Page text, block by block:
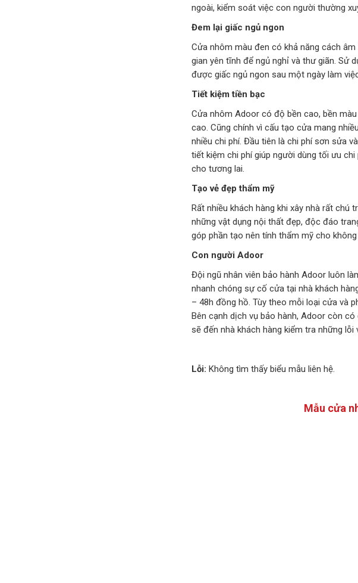
ngoài, kiểm soát việc con người thường
Đem lại giấc ngủ ngon
Cửa nhôm màu đen có khả năng cách
gian yên tĩnh để ngủ nghỉ và thư giãn. Sử
được giấc ngủ ngon sau một ngày làm
Tiết kiệm tiền bạc
Cửa nhôm Adoor có độ bền cao, bền
cao. Cũng chính vì cấu tạo cửa mang
nhiều chi phí. Đầu tiên là chi phí sơn sửa
tiết kiệm chi phí giúp người dùng tối ưu
cho tương lai.
Tạo vẻ đẹp thẩm mỹ
Rất nhiều khách hàng khi xây nhà rất
những vật dụng nội thất đẹp, độc đáo
góp phần tạo nên tính thẩm mỹ cho
Con người Adoor
Đội ngũ nhân viên bảo hành Adoor luôn
nhanh chóng sự cố cửa tại nhà khách
– 48h đồng hồ. Tùy theo mỗi loại cửa và
Bên cạnh dịch vụ bảo hành, Adoor còn
sẽ đến nhà khách hàng kiểm tra những
Lỗi: Không tìm thấy biểu mẫu liên hệ.
Mẫu cửa